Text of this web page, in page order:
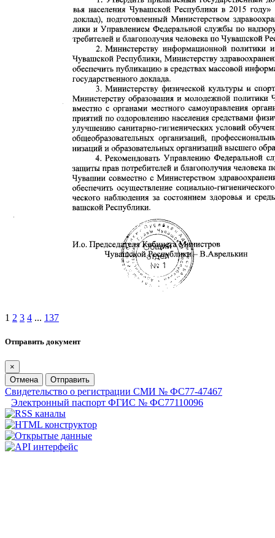
1 2 3 4 ... 137
Отправить документ
×
Отмена
Отправить
Свидетельство о регистрации СМИ № ФС77-47467
Электронный паспорт ФГИС № ФС77110096